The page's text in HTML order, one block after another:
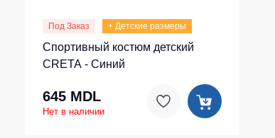
Под Заказ + Детские размеры
Спортивный костюм детский
CRETA - Синий
645 MDL
Нет в наличии